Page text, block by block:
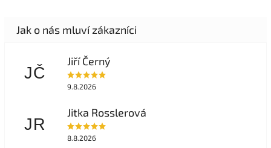
JČ
Jiří Černý
9.8.2026
JR
Jitka Rosslerová
8.8.2026